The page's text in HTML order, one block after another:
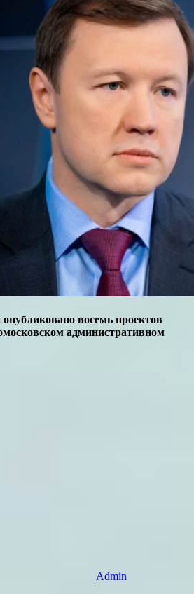
восемь проектов
административном
Admin